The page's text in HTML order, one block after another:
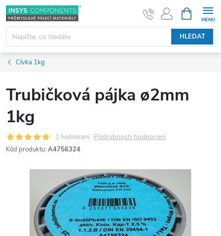
Přejít
na
obsah
HLEDAT
NÁKUPNÍ
KOŠÍK
Cívka 1kg
Trubičková pájka ø2mm
1kg
1 hodnocení Podrobnosti hodnocení
Kód produktu: A4756324